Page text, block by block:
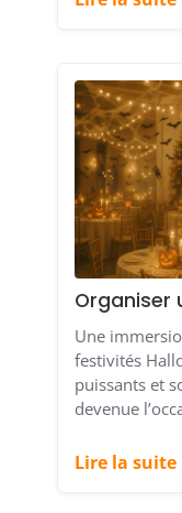
Organiser
Une
festivités
puissants et
devenue
Lire la suite